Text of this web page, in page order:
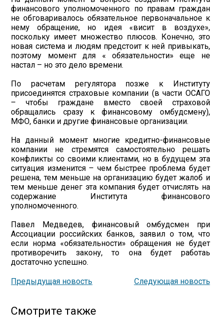
финансового уполномоченного по правам граждан
не обговаривалось обязательное первоначальное к
нему обращение, но идея «висит в воздухе»,
поскольку имеет множество плюсов. Конечно, это
новая система и людям предстоит к ней привыкать,
поэтому момент для « обязательности» еще не
настал – но это дело времени.
По расчетам регулятора позже к Институту
присоединятся страховые компании (в части ОСАГО
– чтобы граждане вместо своей страховой
обращались сразу к финансовому омбудсмену),
МФО, банки и другие финансовые организации.
На данный момент многие кредитно-финансовые
компании не стремятся самостоятельно решать
конфликты со своими клиентами, но в будущем эта
ситуация изменится – чем быстрее проблема будет
решена, тем меньше на организацию будет жалоб и
тем меньше денег эта компания будет отчислять на
содержание Института финансового
уполномоченного.
Павел Медведев, финансовый омбудсмен при
Ассоциации российских банков, заявил о том, что
если норма «обязательности» обращения не будет
противоречить закону, то она будет работаь
достаточно успешно.
Предыдущая новость Следующая новость
Смотрите также